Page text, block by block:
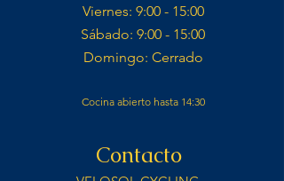
Viernes: 9:00 - 15:00​
Sábado: 9:00 - 15:00​
Domingo: Cerrado​
Cocina abierto hasta 14:30
Contacto